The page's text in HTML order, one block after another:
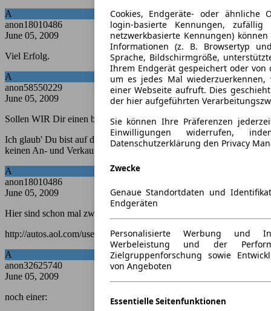
A
anon18010486
June 05, 2009
Viel Erfolg.
A
anon58550229
June 05, 2009
Sollen WIR Dir einen basteln?!
Ich glaub' Du bist auf der falschen Plattform gelandet .. hier gibt's
keinen An- und Verkauf von Fahrzeugen.
A
anon18010486
June 05, 2009
Hier sind schon mal zwei:
http://autos.aol.com/used-list/make1-Honda/model1-N600
A
anon32625740
June 05, 2009
noch einer:
Cookies, Endgeräte- oder ähnliche
login-basierte Kennungen, zufällig
netzwerkbasierte Kennungen)
Informationen (z. B. Browsertyp
Sprache, Bildschirmgröße,
Ihrem Endgerät gespeichert oder von
um es jedes Mal
einer Webseite aufruft. Dies
der hier aufgeführten
Sie können Ihre Präferenzen
Einwilligungen widerrufen,
Datenschutzerklärung den Privacy
Zwecke
Genaue Standortdaten und
Endgeräten
Personalisierte Werbung und
Werbeleistung und der
Zielgruppenforschung sowie
von Angeboten
Essentielle Seitenfunktionen